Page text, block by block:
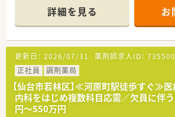
＊------------------------------------------＊
【店舗情報と応需状況について】
■仙台市営地下鉄東西線の卸町駅から徒
ており、公共交通機関を利用した通勤が
■門前のクリニックから小児科と内科の
ており、1日あたり平均70枚ほどの処方箋
■薬剤師は常勤2名と応援1名の体制で、
しているため、チームワークを活かして
す。
詳細を見る お
更新日： 2026/07/31 薬剤師求人ID： 735500
正社員
調剤薬局
【仙台市若林区】≪河原町駅徒歩すぐ≫
内科をはじめ複数科目応需／欠員に伴
円～550万円